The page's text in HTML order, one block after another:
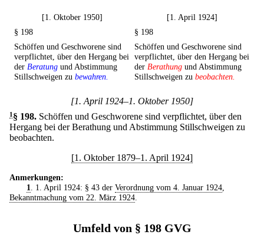
[1. Oktober 1950]
[1. April 1924]
§ 198
§ 198
Schöffen und Geschworene sind
verpflichtet, über den Hergang bei
der Beratung und Abstimmung
Stillschweigen zu bewahren.
Schöffen und Geschworene sind
verpflichtet, über den Hergang bei
der Berathung und Abstimmung
Stillschweigen zu beobachten.
[1. April 1924–1. Oktober 1950]
1§ 198. Schöffen und Geschworene sind verpflichtet, über den
Hergang bei der Berathung und Abstimmung Stillschweigen zu
beobachten.
[1. Oktober 1879–1. April 1924]
Anmerkungen:
1. 1. April 1924: § 43 der Verordnung vom 4. Januar 1924,
Bekanntmachung vom 22. März 1924.
Umfeld von § 198 GVG